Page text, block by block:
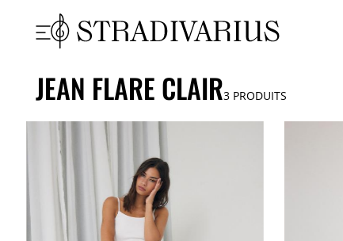
JEAN FLARE CLAIR3 PRODUITS